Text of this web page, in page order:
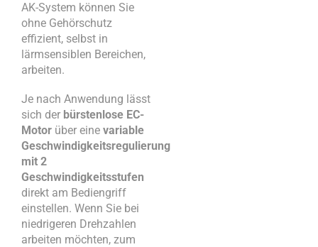
AK-System können Sie
ohne Gehörschutz
effizient, selbst in
lärmsensiblen Bereichen,
arbeiten.
Je nach Anwendung lässt
sich der bürstenlose EC-
Motor über eine variable
Geschwindigkeitsregulierung
mit 2
Geschwindigkeitsstufen
direkt am Bediengriff
einstellen. Wenn Sie bei
niedrigeren Drehzahlen
arbeiten möchten, zum